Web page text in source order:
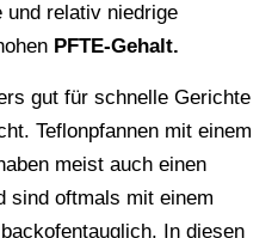
und relativ niedrige
PFTE-Gehalt.
gut für schnelle Gerichte
Teflonpfannen mit einem
meist auch einen
sind oftmals mit einem
In diesen